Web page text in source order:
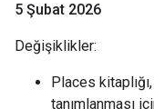
5 Şubat 2026
Değişiklikler:
Places
tanımlanması